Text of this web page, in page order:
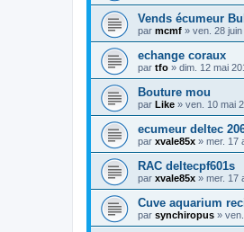
Vends écumeur
par mcmf » ven. 28
echange coraux
par tfo » dim. 12 mai
Bouture mou
par Like » ven. 10 mai
ecumeur deltec
par xvale85x » mer. 17
RAC deltecpf601s
par xvale85x » mer. 17
Cuve aquarium
par synchiropus »